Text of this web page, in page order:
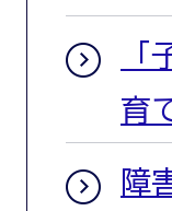
「
育
障